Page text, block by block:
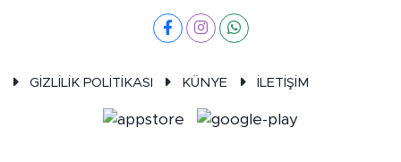
GİZLİLİK POLİTİKASI KÜNYE İLETİŞİM